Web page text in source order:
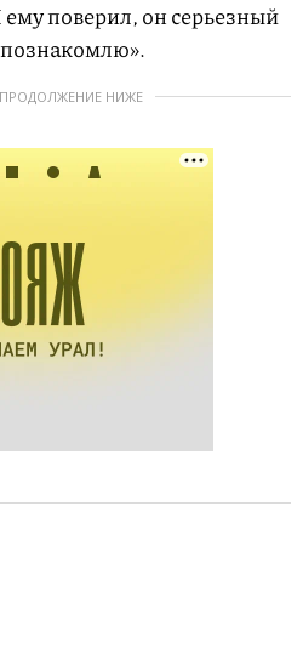
поверил, он серьезный
познакомлю».
НИЖЕ